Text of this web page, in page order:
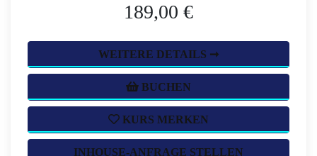
189,00 €
WEITERE DETAILS ➞
BUCHEN
KURS MERKEN
INHOUSE-ANFRAGE STELLEN